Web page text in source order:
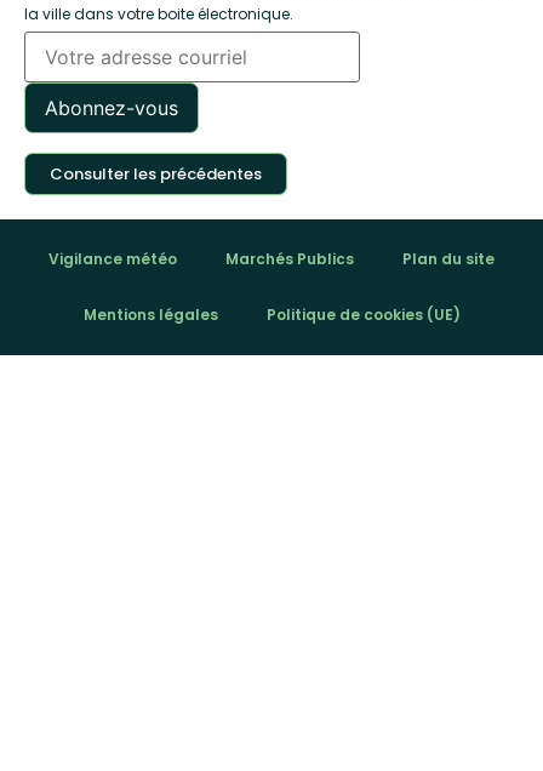
la ville dans votre boite électronique.
Consulter les précédentes
Vigilance météo Marchés Publics Plan du site
Mentions légales Politique de cookies (UE)